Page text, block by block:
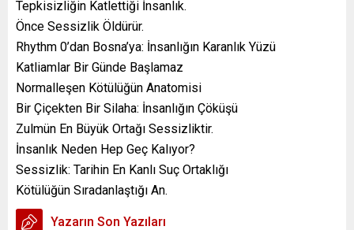
Tepkisizliğin Katlettiği İnsanlık.
Önce Sessizlik Öldürür.
Rhythm 0’dan Bosna’ya: İnsanlığın Karanlık Yüzü
Katliamlar Bir Günde Başlamaz
Normalleşen Kötülüğün Anatomisi
Bir Çiçekten Bir Silaha: İnsanlığın Çöküşü
Zulmün En Büyük Ortağı Sessizliktir.
İnsanlık Neden Hep Geç Kalıyor?
Sessizlik: Tarihin En Kanlı Suç Ortaklığı
Kötülüğün Sıradanlaştığı An.
Yazarın Son Yazıları